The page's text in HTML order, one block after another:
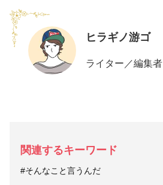
ヒラギノ游ゴ
ライター／編集者
関連するキーワード
#そんなこと言うんだ